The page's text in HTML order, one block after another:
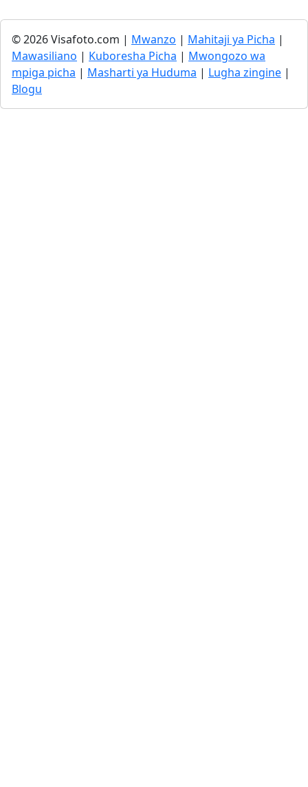
© 2026 Visafoto.com | Mwanzo | Mahitaji ya Picha |
Mawasiliano | Kuboresha Picha | Mwongozo wa
mpiga picha | Masharti ya Huduma | Lugha zingine |
Blogu